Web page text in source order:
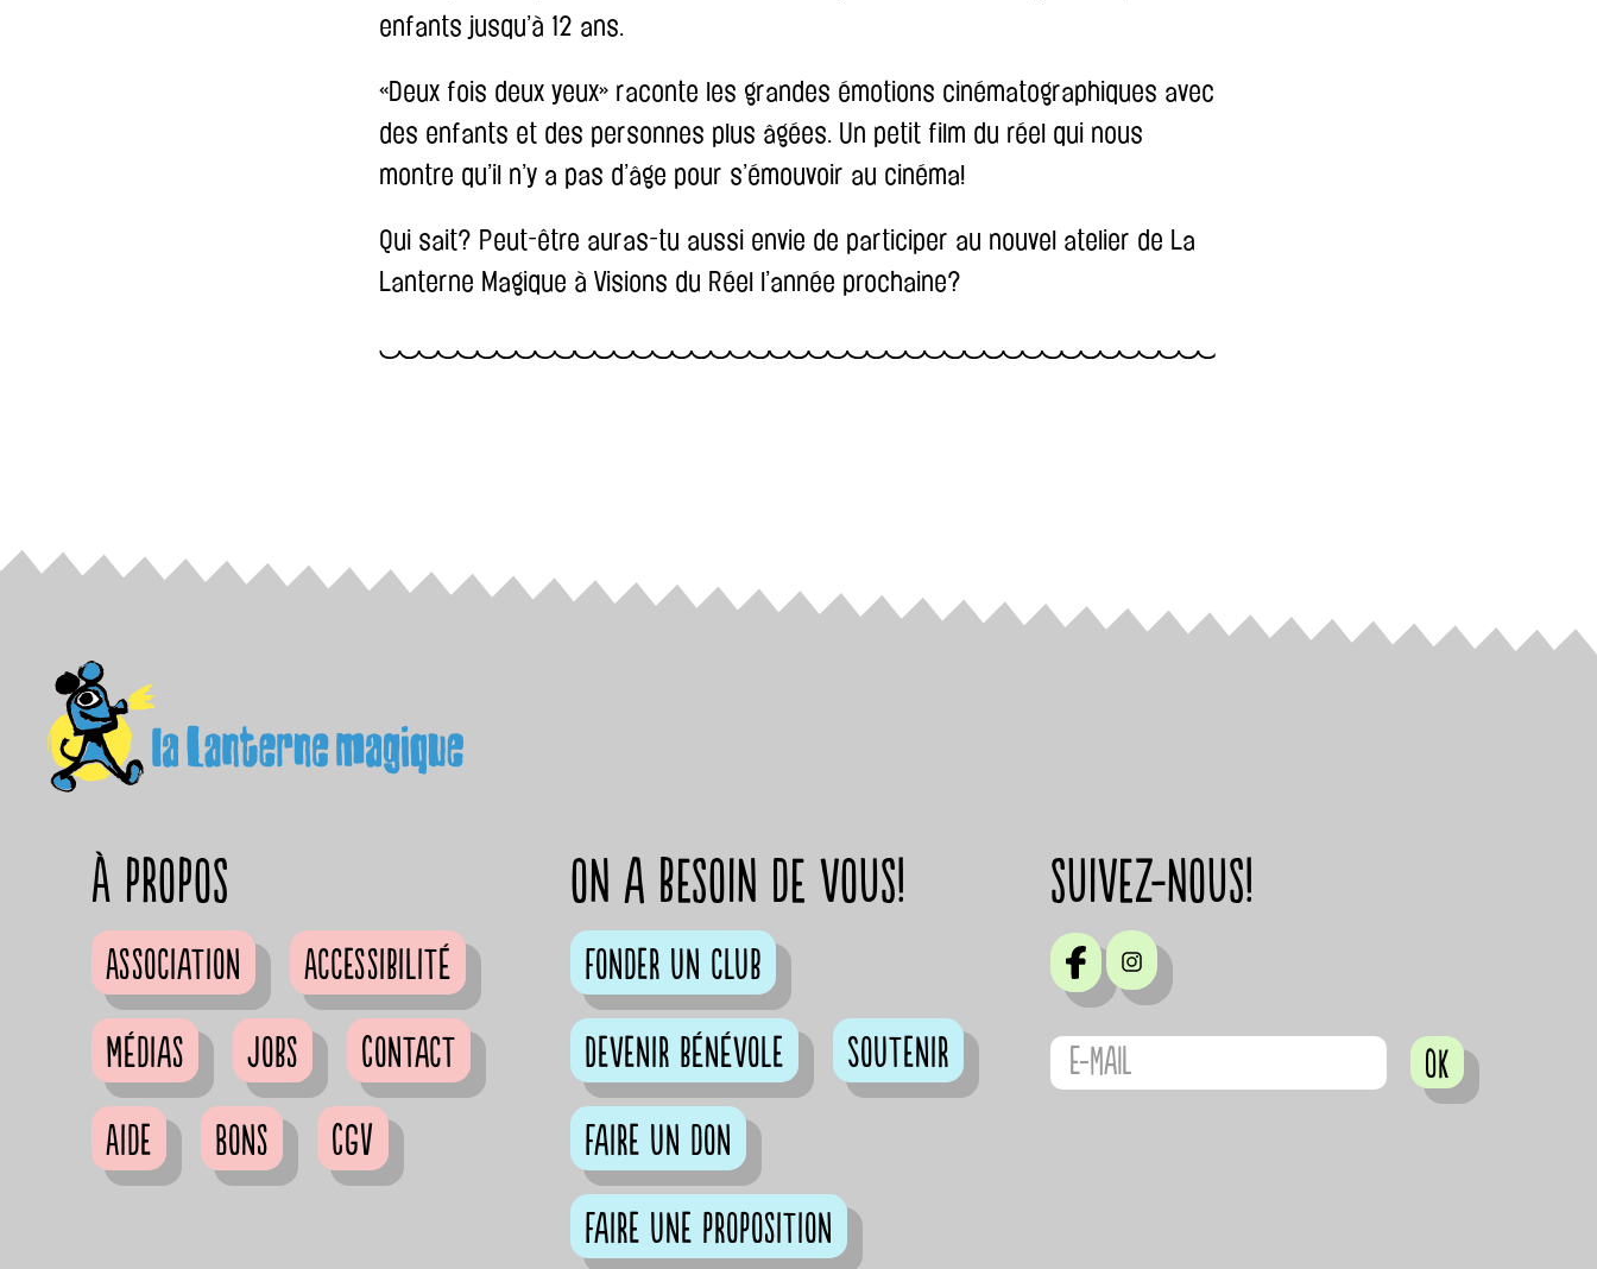
enfants jusqu’à 12 ans.
«Deux fois deux yeux» raconte les grandes émotions cinématographiques avec
des enfants et des personnes plus âgées. Un petit film du réel qui nous
montre qu’il n’y a pas d’âge pour s’émouvoir au cinéma!
Qui sait? Peut-être auras-tu aussi envie de participer au nouvel atelier de La
Lanterne Magique à Visions du Réel l’année prochaine?
à propos
Association
Accessibilité
Médias
Jobs
Contact
Aide
Bons CGV
on a besoin de vous!
Fonder un club
Devenir bénévole
Soutenir
Faire un don
Faire une proposition
suivez-nous!
OK